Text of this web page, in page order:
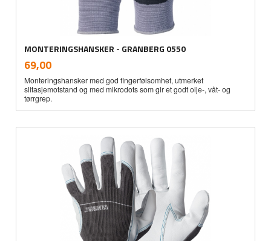
MONTERINGSHANSKER - GRANBERG 0550
Pris
69,00mva.
Monteringshansker med god fingerfølsomhet, utmerket
slitasjemotstand og med mikrodots som gir et godt olje-, våt- og
tørrgrep.